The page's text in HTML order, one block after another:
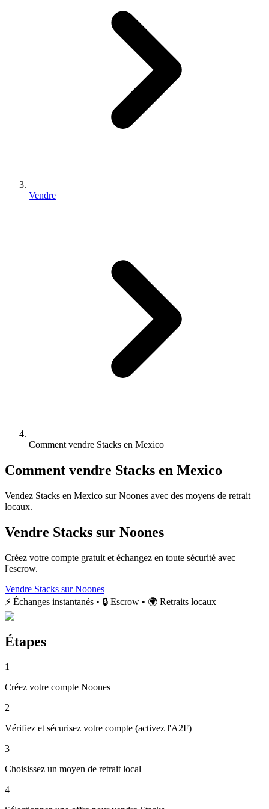
Vendre
Comment vendre Stacks en Mexico
Comment vendre Stacks en Mexico
Vendez Stacks en Mexico sur Noones avec des moyens de retrait
locaux.
Vendre Stacks sur Noones
Créez votre compte gratuit et échangez en toute sécurité avec
l'escrow.
Vendre Stacks sur Noones
⚡ Échanges instantanés • 🔒 Escrow • 🌍 Retraits locaux
Étapes
1
Créez votre compte Noones
2
Vérifiez et sécurisez votre compte (activez l'A2F)
3
Choisissez un moyen de retrait local
4